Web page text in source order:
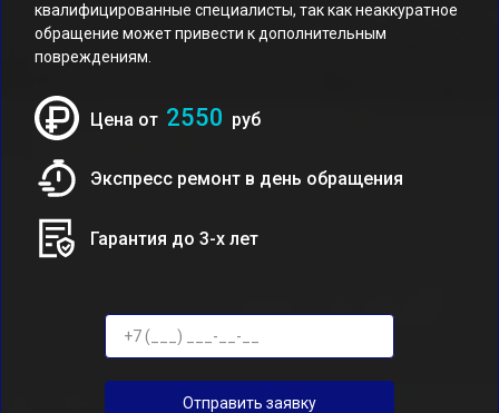
квалифицированные специалисты, так как неаккуратное
обращение может привести к дополнительным
повреждениям.
Цена от 2550 руб
Экспресс ремонт в день обращения
Гарантия до 3-х лет
Отправить заявку